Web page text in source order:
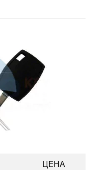
ЦЕНА